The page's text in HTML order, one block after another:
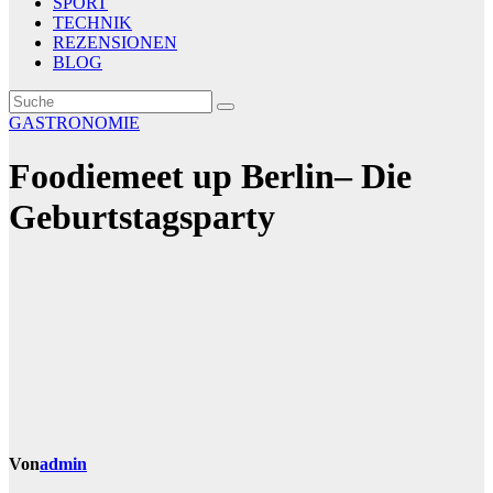
TECHNIK
REZENSIONEN
BLOG
GASTRONOMIE
Foodiemeet up Berlin– Die
Geburtstagsparty
Vonadmin